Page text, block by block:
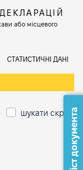
або місцевого
СТАТИСТИЧНІ ДАНІ
шукати скрізьЗміст документа